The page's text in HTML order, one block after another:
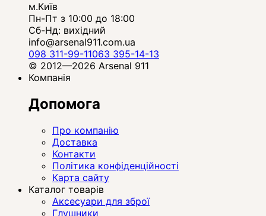
м.Київ
Пн-Пт з 10:00 до 18:00
Сб-Нд: вихідний
info@arsenal911.com.ua
098 311-99-11063 395-14-13
© 2012—2026 Arsenal 911
Компанія
Допомога
Про компанію
Доставка
Контакти
Політика конфіденційності
Карта сайту
Каталог товарів
Аксесуари для зброї
Глушники